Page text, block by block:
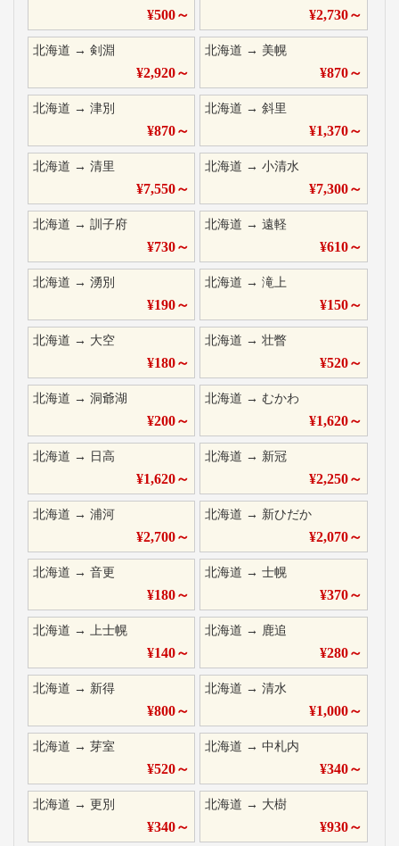
¥500～ ¥2,730～
北海道 → 剣淵
¥2,920～
北海道 → 美幌
¥870～
北海道 → 津別
¥870～
北海道 →斜里
¥1,370～
北海道 → 清里
¥7,550～
北海道 →小清水
¥7,300～
北海道 → 訓子府
¥730～
北海道 →遠軽
¥610～
北海道 → 湧別
¥190～
北海道 →滝上
¥150～
北海道 → 大空
¥180～
北海道 →壮瞥
¥520～
北海道 → 洞爺湖
¥200～
北海道 →むかわ
¥1,620～
北海道 → 日高
¥1,620～
北海道 → 新冠
¥2,250～
北海道 → 浦河
¥2,700～
北海道 → 新ひだか
¥2,070～
北海道 → 音更
¥180～
北海道 →士幌
¥370～
北海道 → 上士幌
¥140～
北海道 → 鹿追
¥280～
北海道 → 新得
¥800～
北海道 →清水
¥1,000～
北海道 → 芽室
¥520～
北海道 →中札内
¥340～
北海道 → 更別
¥340～
北海道 → 大樹
¥930～